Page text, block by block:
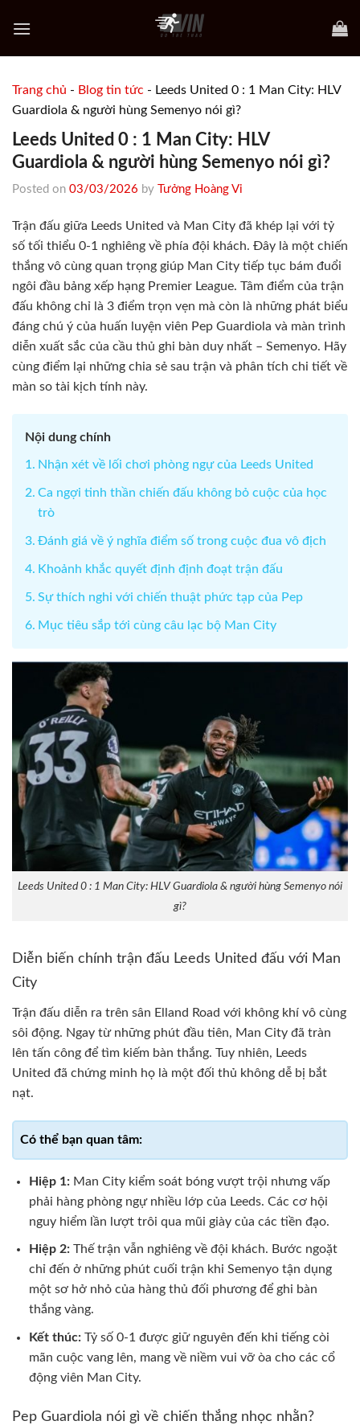
Trang chủ - Blog tin tức - Leeds United 0 : 1 Man City: HLV
Guardiola & người hùng Semenyo nói gì?
Leeds United 0 : 1 Man City: HLV
Guardiola & người hùng Semenyo nói gì?
Posted on 03/03/2026 by Tưởng Hoàng Vi
Trận đấu giữa Leeds United và Man City đã khép lại với tỷ
số tối thiểu 0-1 nghiêng về phía đội khách. Đây là một chiến
thắng vô cùng quan trọng giúp Man City tiếp tục bám đuổi
ngôi đầu bảng xếp hạng Premier League. Tâm điểm của trận
đấu không chỉ là 3 điểm trọn vẹn mà còn là những phát biểu
đáng chú ý của huấn luyện viên Pep Guardiola và màn trình
diễn xuất sắc của cầu thủ ghi bàn duy nhất – Semenyo. Hãy
cùng điểm lại những chia sẻ sau trận và phân tích chi tiết về
màn so tài kịch tính này.
Nội dung chính
Nhận xét về lối chơi phòng ngự của Leeds United
Ca ngợi tinh thần chiến đấu không bỏ cuộc của học
trò
Đánh giá về ý nghĩa điểm số trong cuộc đua vô địch
Khoảnh khắc quyết định định đoạt trận đấu
Sự thích nghi với chiến thuật phức tạp của Pep
Mục tiêu sắp tới cùng câu lạc bộ Man City
Leeds United 0 : 1 Man City: HLV Guardiola & người hùng Semenyo nói
gì?
Diễn biến chính trận đấu Leeds United đấu với Man
City
Trận đấu diễn ra trên sân Elland Road với không khí vô cùng
sôi động. Ngay từ những phút đầu tiên, Man City đã tràn
lên tấn công để tìm kiếm bàn thắng. Tuy nhiên, Leeds
United đã chứng minh họ là một đối thủ không dễ bị bắt
nạt.
Hiệp 1:Man City kiểm soát bóng vượt trội nhưng vấp
phải hàng phòng ngự nhiều lớp của Leeds. Các cơ hội
nguy hiểm lần lượt trôi qua mũi giày của các tiền đạo.
Hiệp 2:Thế trận vẫn nghiêng về đội khách. Bước ngoặt
chỉ đến ở những phút cuối trận khi Semenyo tận dụng
một sơ hở nhỏ của hàng thủ đối phương để ghi bàn
thắng vàng.
Kết thúc:Tỷ số 0-1 được giữ nguyên đến khi tiếng còi
mãn cuộc vang lên, mang về niềm vui vỡ òa cho các cổ
động viên Man City.
Pep Guardiola nói gì về chiến thắng nhọc nhằn?